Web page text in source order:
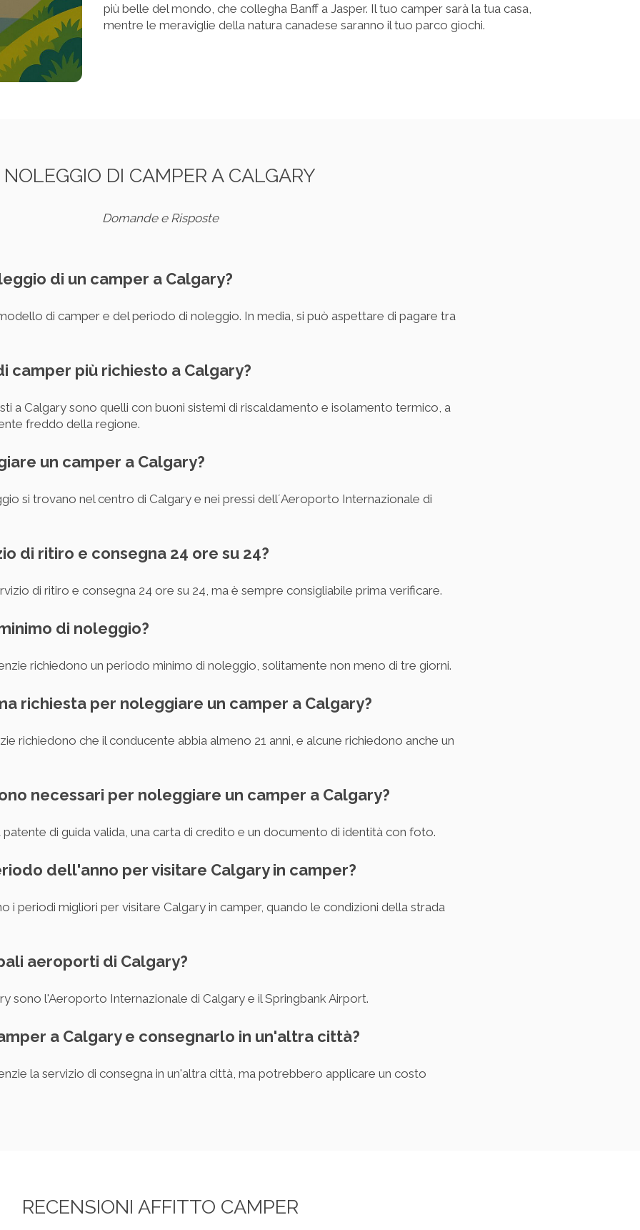
più belle del mondo, che collegha Banff a Jasper. Il tuo camper sarà la tua casa,
mentre le meraviglie della natura canadese saranno il tuo parco giochi.
NOLEGGIO DI CAMPER A CALGARY
Domande e Risposte
di un camper a Calgary?
di camper e del periodo di noleggio. In media, si può aspettare di pagare tra
camper più richiesto a Calgary?
a Calgary sono quelli con buoni sistemi di riscaldamento e isolamento termico, a
freddo della regione.
un camper a Calgary?
si trovano nel centro di Calgary e nei pressi dell´Aeroporto Internazionale di
di ritiro e consegna 24 ore su 24?
di ritiro e consegna 24 ore su 24, ma è sempre consigliabile prima verificare.
di noleggio?
richiedono un periodo minimo di noleggio, solitamente non meno di tre giorni.
richiesta per noleggiare un camper a Calgary?
richiedono che il conducente abbia almeno 21 anni, e alcune richiedono anche un
necessari per noleggiare un camper a Calgary?
di guida valida, una carta di credito e un documento di identità con foto.
dell'anno per visitare Calgary in camper?
i periodi migliori per visitare Calgary in camper, quando le condizioni della strada
aeroporti di Calgary?
sono l'Aeroporto Internazionale di Calgary e il Springbank Airport.
a Calgary e consegnarlo in un'altra città?
la servizio di consegna in un'altra città, ma potrebbero applicare un costo
RECENSIONI AFFITTO CAMPER